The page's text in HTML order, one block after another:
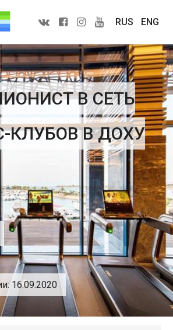
RUS ENG
В СЕТЬ
КЛУБОВ В ДОХУ
16.09.2020